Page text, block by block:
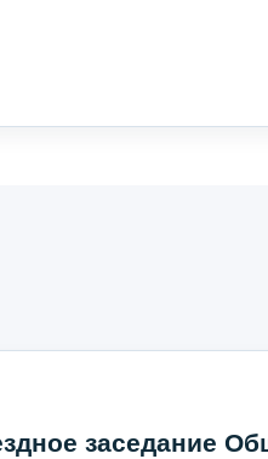
заседание